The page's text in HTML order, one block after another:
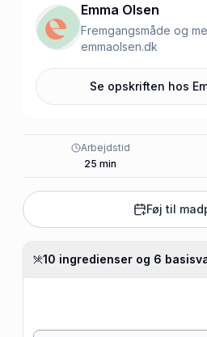
Emma Olsen
Fremgangsmåde og
emmaolsen.dk
Se opskriften hos
Arbejdstid
25 min
Føj til
10 ingredienser og 6